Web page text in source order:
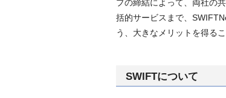
プの締結によって、両社の
括的サービスまで、
う、大きなメリットを得る
SWIFTについて